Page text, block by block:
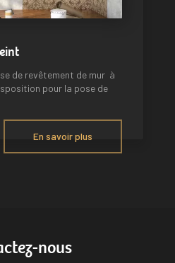
de revêtement de mur à
pour la pose de
En savoir plus
nous